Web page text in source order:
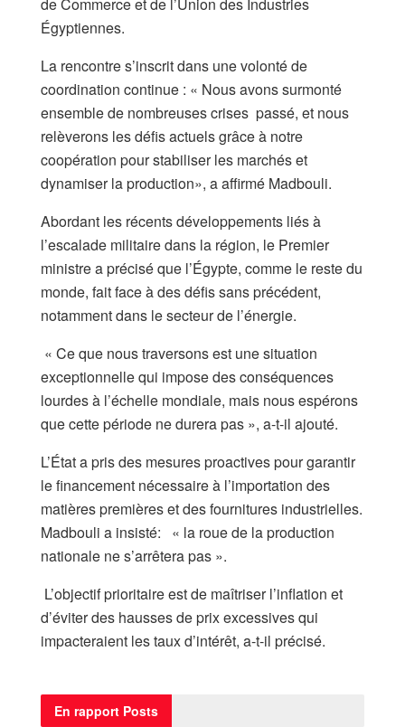
Égyptiennes.
La rencontre s’inscrit dans une volonté de
coordination continue : « Nous avons surmonté
ensemble de nombreuses crises passé, et nous
relèverons les défis actuels grâce à notre
coopération pour stabiliser les marchés et
dynamiser la production», a affirmé Madbouli.
​Abordant les récents développements liés à
l’escalade militaire dans la région, le Premier
ministre a précisé que l’Égypte, comme le reste du
monde, fait face à des défis sans précédent,
notamment dans le secteur de l’énergie.
« Ce que nous traversons est une situation
exceptionnelle qui impose des conséquences
lourdes à l’échelle mondiale, mais nous espérons
que cette période ne durera pas », a-t-il ajouté.
​L’État a pris des mesures proactives pour garantir
le financement nécessaire à l’importation des
matières premières et des fournitures industrielles.
Madbouli a insisté: « la roue de la production
nationale ne s’arrêtera pas ».
L’objectif prioritaire est de maîtriser l’inflation et
d’éviter des hausses de prix excessives qui
impacteraient les taux d’intérêt, a-t-il précisé.
En rapport Posts